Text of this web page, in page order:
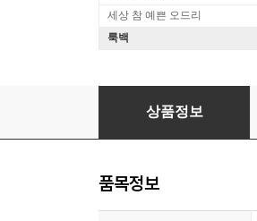
세상 참 예쁜 오드리
룩백
Bill Evans (빌 에반스) -
상품정보
품목정보